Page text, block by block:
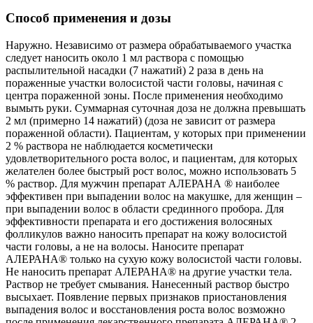
Способ применения и дозы
Наружно. Независимо от размера обрабатываемого участка
следует наносить около 1 мл раствора с помощью
распылительной насадки (7 нажатий) 2 раза в день на
пораженные участки волосистой части головы, начиная с
центра пораженной зоны. После применения необходимо
вымыть руки. Суммарная суточная доза не должна превышать
2 мл (примерно 14 нажатий) (доза не зависит от размера
пораженной области). Пациентам, у которых при применении
2 % раствора не наблюдается косметически
удовлетворительного роста волос, и пациентам, для которых
желателен более быстрый рост волос, можно использовать 5
% раствор. Для мужчин препарат АЛЕРАНА ® наиболее
эффективен при выпадении волос на макушке, для женщин –
при выпадении волос в области срединного пробора. Для
эффективности препарата и его достижения волосяных
фолликулов важно наносить препарат на кожу волосистой
части головы, а не на волосы. Наносите препарат
АЛЕРАНА® только на сухую кожу волосистой части головы.
Не наносить препарат АЛЕРАНА® на другие участки тела.
Раствор не требует смывания. Нанесенный раствор быстро
высыхает. Появление первых признаков приостановления
выпадения волос и восстановления роста волос возможно